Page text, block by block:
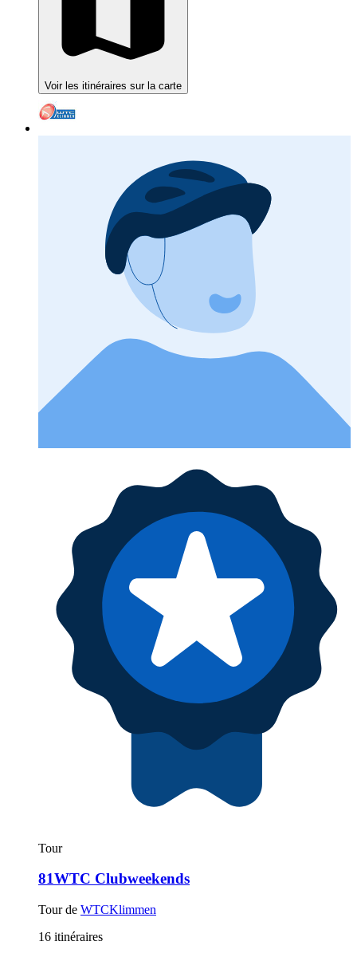
Voir les itinéraires sur la carte
Tour
81WTC Clubweekends
Tour de WTCKlimmen
16 itinéraires